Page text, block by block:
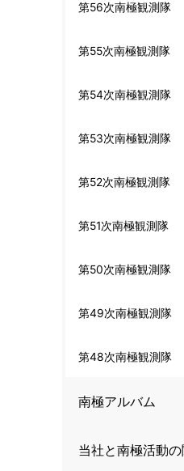
第56次南極観測隊
第55次南極観測隊
第54次南極観測隊
第53次南極観測隊
第52次南極観測隊
第51次南極観測隊
第50次南極観測隊
第49次南極観測隊
第48次南極観測隊
南極アルバム
当社と南極活動の